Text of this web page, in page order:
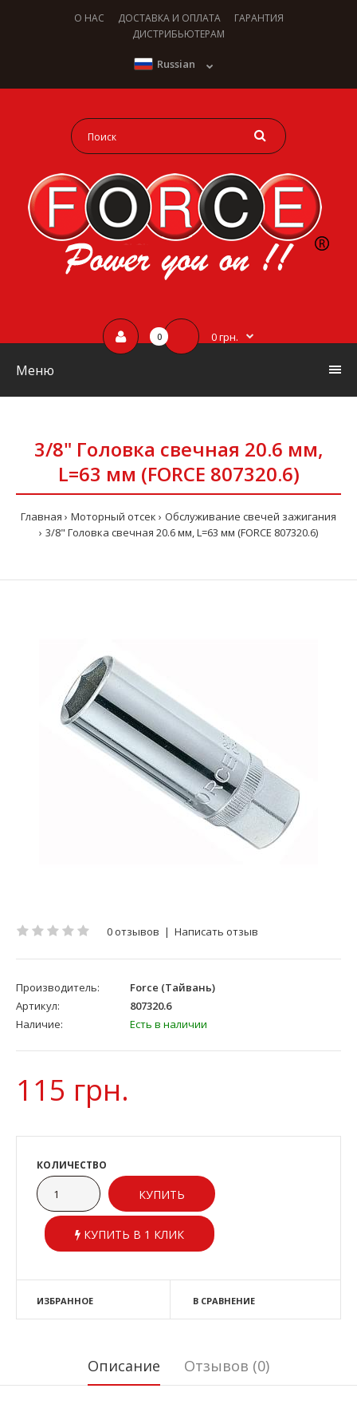
О НАС ДОСТАВКА И ОПЛАТА
ГАРАНТИЯ
ДИСТРИБЬЮТЕРАМ
Russian
0 0 грн.
Меню
3/8" Головка свечная 20.6 мм,
L=63 мм (FORCE 807320.6)
Главная Моторный отсек
Обслуживание свечей зажигания
3/8" Головка свечная 20.6 мм, L=63 мм (FORCE 807320.6)
0 отзывов | Написать отзыв
Производитель:
Force (Тайвань)
Артикул:
807320.6
Наличие:
Есть в наличии
115 грн.
КОЛИЧЕСТВО
КУПИТЬ В 1 КЛИК
ИЗБРАННОЕ В СРАВНЕНИЕ
Описание Отзывов (0)